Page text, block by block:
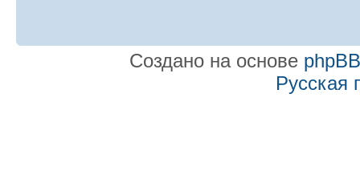
Создано на основе phpBB
Русская